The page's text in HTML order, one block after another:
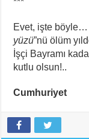
Evet, işte böyle…
yüzü”nü ölüm
İşçi Bayramı
kutlu olsun!..
Cumhuriyet